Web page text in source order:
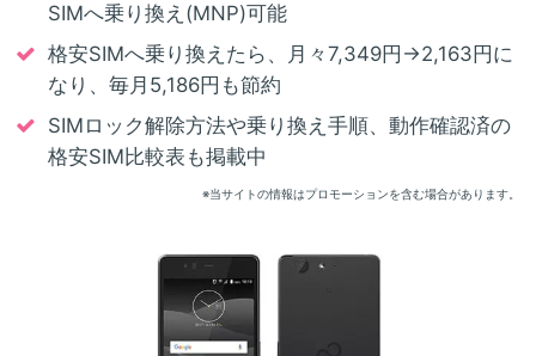
SIMへ乗り換え(MNP)可能
格安SIMへ乗り換えたら、月々7,349円→2,163円に
なり、毎月5,186円も節約
SIMロック解除方法や乗り換え手順、動作確認済の
格安SIM比較表も掲載中
※当サイトの情報はプロモーションを含む場合があります。